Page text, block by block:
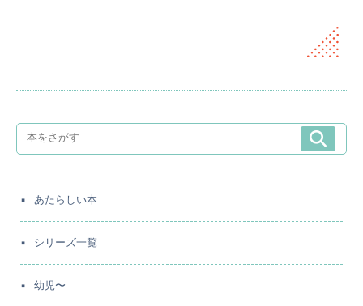
あたらしい本
シリーズ一覧
幼児〜